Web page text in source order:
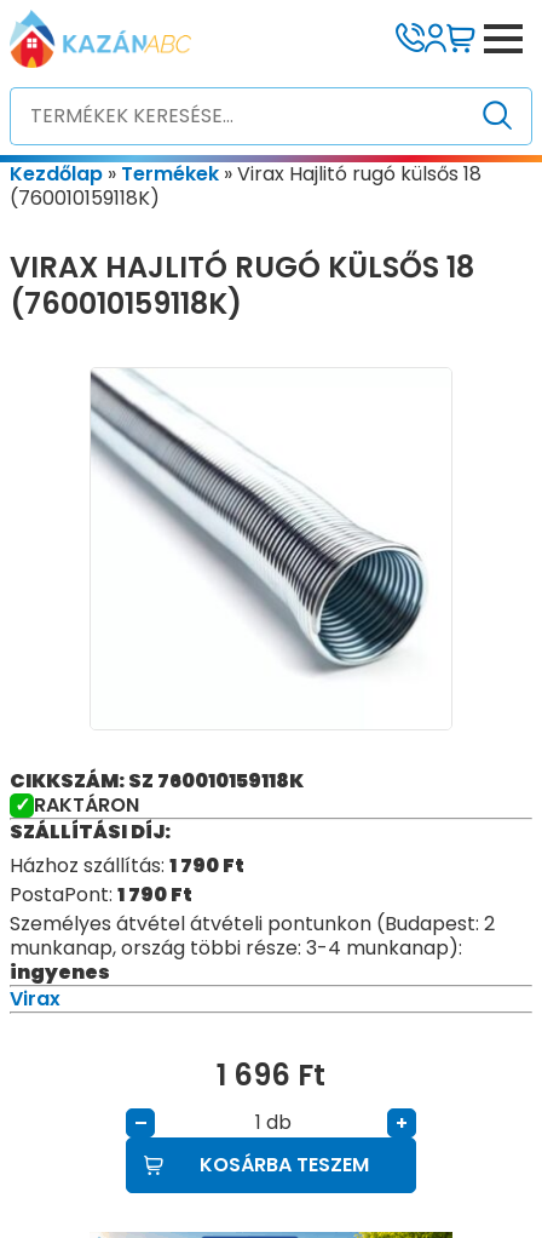
Kezdőlap » Termékek »Virax Hajlitó rugó külsős 18
(760010159118K)
VIRAX HAJLITÓ RUGÓ KÜLSŐS 18
(760010159118K)
CIKKSZÁM: SZ 760010159118K
RAKTÁRON
SZÁLLÍTÁSI DÍJ:
Házhoz szállítás: 1 790Ft
PostaPont: 1 790Ft
Személyes átvétel átvételi pontunkon (Budapest: 2
munkanap, ország többi része: 3-4 munkanap):
ingyenes
Virax
1 696 Ft
– db
+
KOSÁRBA TESZEM